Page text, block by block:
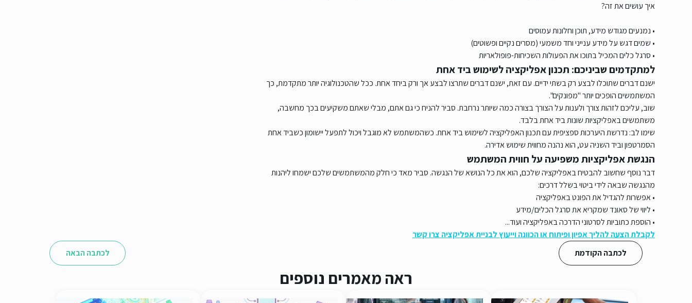
איך עושים את זה?
• נמנעים מגודש מידע, תוכן וחלונות עמוסים
• שמים דגש על מידע ענייני וחד משמעי (מסרים נקיים ופשוטים)
• סרגל כלים המכיל בתוכו את הפעולות השכיחות-פופולאריות
למתקדמים שביניכם: תכנון אפליקציה לשימוש ביד אחת
ישנם דברים שתוכלו לבצע רק בשתי ידיים. עם זאת, ישנם דברים שתרצו לבצע אך ורק ביחד אחת. ככל שהטכנולוגיה יותר מתקדמת, כך
המשתמשים הופכים יותר "מפונקים".
שוב, עליכם לזהות צורך ולענות על הצורך בצורה כמה שיותר נרחבת. סביר להניח כי גם אתם, מבלי שאתם משקיעים בכך מחשבה,
משתמשים באפליקציות שונות ביד אחת בלבד.
שימו לב: נדרשת היערכות ספציפית עם תכנון האפליקציה לשימוש ביד אחת. כשהמשתמש לא מוגבל ויכול לתפעל יישומון כשביד אחת
הסמרטפון וביד השניה עט, הוא נהנה מחווית שימוש אדירה.
הנגשת אפליקציות משפיעה על חווית המשתמש
דבר נוסף שחשוב להבטיח באפליקציה שלכם, הוא את כל הנושא של הנגשה. סביר מאד כי חלק מהמשתמשים שלכם ישמחו ליהנות
מהנגשה שבאה לידי ביטוי בשלל דרכים:
• אפשרות להגדיל את הפונט באפליקציה
• ליווי של סאונד שמקריא את סרגל הכלים/מידע
• הוספת כתוביות לסרטוני הדרכה באפליקציה ועוד...
לקבלת הצעה להליך אפיון ופיתוח או הכוונה וייעוץ לבניית אפליקציה צרו קשר
לכתבה הבאה
לכתבה הקודמת
ראה מאמרים נוספים